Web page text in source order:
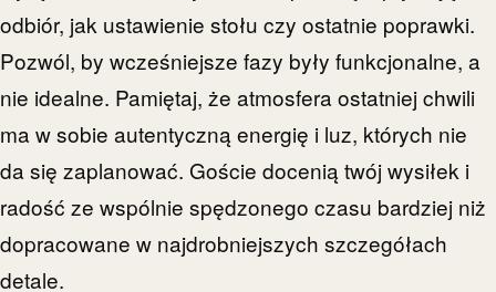
odbiór, jak ustawienie stołu czy ostatnie poprawki.
Pozwól, by wcześniejsze fazy były funkcjonalne, a
nie idealne. Pamiętaj, że atmosfera ostatniej chwili
ma w sobie autentyczną energię i luz, których nie
da się zaplanować. Goście docenią twój wysiłek i
radość ze wspólnie spędzonego czasu bardziej niż
dopracowane w najdrobniejszych szczegółach
detale.